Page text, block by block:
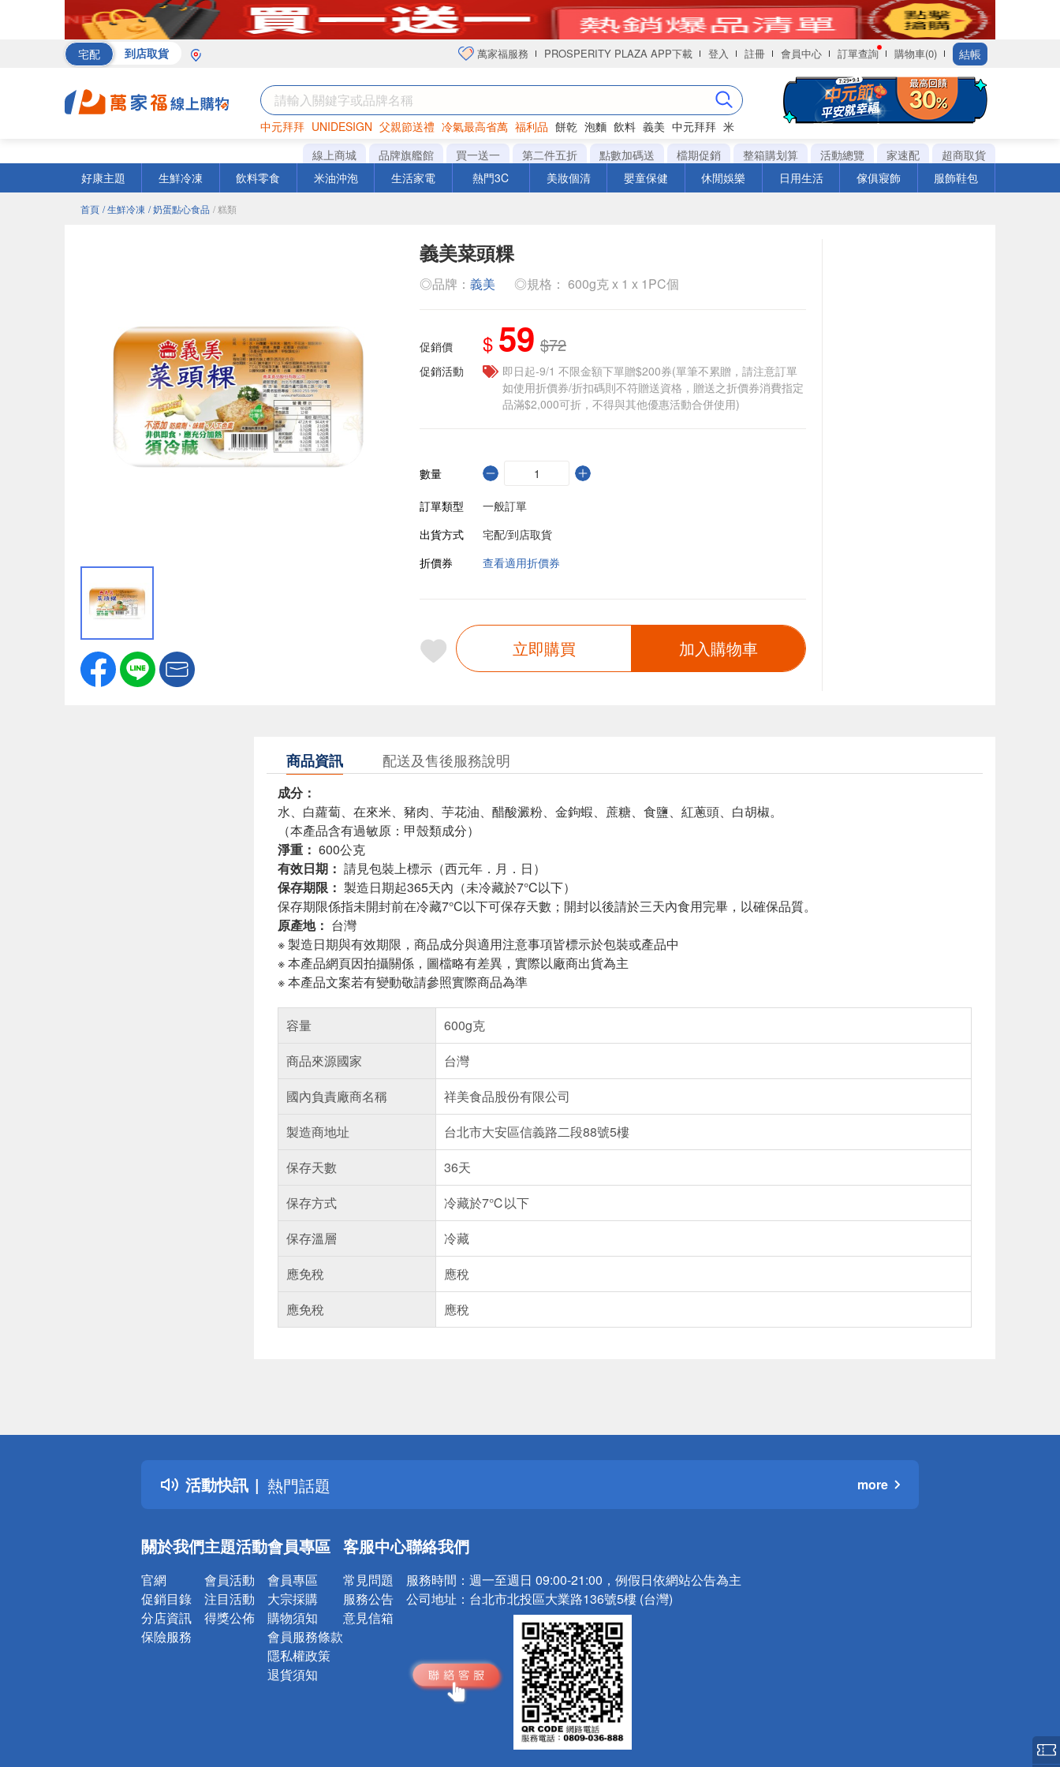
宅配 到店取貨 萬家福服務 PROSPERITY PLAZA APP下載 登入 註冊 會員中心 訂單查詢 購物車(0) 結帳
中元拜拜 UNIDESIGN 父親節送禮 冷氣最高省萬 福利品 餅乾 泡麵 飲料 義美 中元拜拜 米
海苔 巧克力 衛生紙
線上商城 品牌旗艦館 買一送一 第二件五折 點數加碼送 檔期促銷 整箱購划算 活動總覽 家速配
超商取貨
好康主題
生鮮冷凍 飲料零食 米油沖泡 生活家電 熱門3C 美妝個清 嬰童保健 休閒娛樂 日用生活 傢俱寢飾 服飾鞋包
首頁 / 生鮮冷凍 / 奶蛋點心食品 / 糕類
義美菜頭粿
◎品牌： 義美 ◎規格： 600g克 x 1 x 1PC個
促銷價 $ 59 $72
促銷活動
即日起-9/1 不限金額下單贈$200券(單筆不累贈，請注意訂單
如使用折價券/折扣碼則不符贈送資格，贈送之折價券消費指定
品滿$2,000可折，不得與其他優惠活動合併使用)
數量
訂單類型
一般訂單
出貨方式
宅配/到店取貨
折價券
查看適用折價券
立即購買 加入購物車
商品資訊 配送及售後服務說明
成分：
水、白蘿蔔、在來米、豬肉、芋花油、醋酸澱粉、金鉤蝦、蔗糖、食鹽、紅蔥頭、白胡椒。
（本產品含有過敏原：甲殼類成分）
淨重： 600公克
有效日期： 請見包裝上標示（西元年．月．日）
保存期限： 製造日期起365天內（未冷藏於7°C以下）
保存期限係指未開封前在冷藏7°C以下可保存天數；開封以後請於三天內食用完畢，以確保品質。
原產地： 台灣
※ 製造日期與有效期限，商品成分與適用注意事項皆標示於包裝或產品中
※ 本產品網頁因拍攝關係，圖檔略有差異，實際以廠商出貨為主
※ 本產品文案若有變動敬請參照實際商品為準
容量
600g克
商品來源國家
台灣
國內負責廠商名稱
祥美食品股份有限公司
製造商地址
台北市大安區信義路二段88號5樓
保存天數
36天
保存方式
冷藏於7℃以下
保存溫層
冷藏
應免稅
應稅
應免稅
應稅
活動快訊
詐騙網頁！請小心！
得獎公告
熱門話題
銀行優惠
詐騙網頁！請小心！
more
關於我們
官網
促銷目錄
分店資訊
保險服務
主題活動
會員活動
注目活動
得獎公佈
會員專區
會員專區
大宗採購
購物須知
會員服務條款
隱私權政策
退貨須知
客服中心
常見問題
服務公告
意見信箱
聯絡我們
服務時間： 週一至週日 09:00-21:00，例假日依網站公告為主
公司地址： 台北市北投區大業路136號5樓 (台灣)